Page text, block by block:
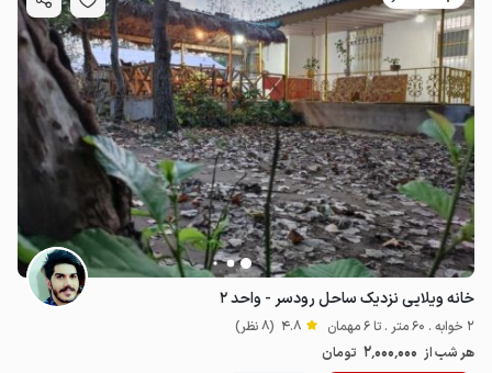
خانه ویلایی نزدیک ساحل رودسر - واحد ۲
2 خوابه . 60 متر . تا 6 مهمان 4.8 (8 نظر)
هر شب از 2٬000٬000 تومان